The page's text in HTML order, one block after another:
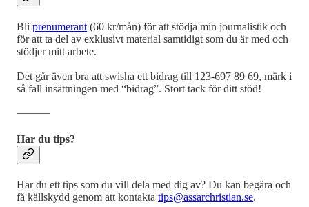
Bli prenumerant (60 kr/mån) för att stödja min journalistik och
för att ta del av exklusivt material samtidigt som du är med och
stödjer mitt arbete.
Det går även bra att swisha ett bidrag till 123-697 89 69, märk i
så fall insättningen med “bidrag”. Stort tack för ditt stöd!
―――
Har du tips?
Har du ett tips som du vill dela med dig av? Du kan begära och
få källskydd genom att kontakta tips@assarchristian.se.